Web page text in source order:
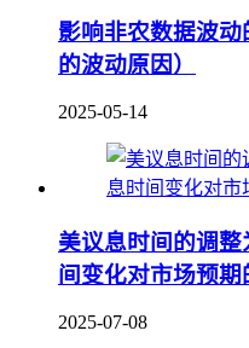
影响非农数据波
的波动原因）
2025-05-14
美议息时间的调
间变化对市场预期
2025-07-08